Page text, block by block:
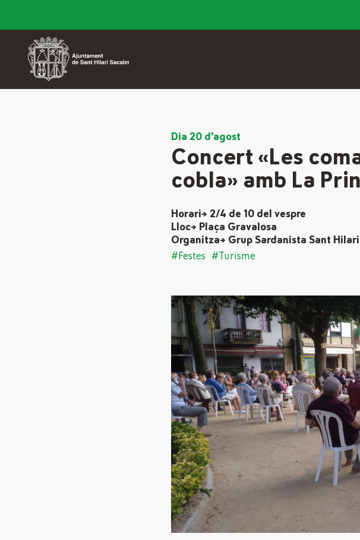
Dia 20 d'agost
Concert «Les
cobla» amb La
Horari→ 2/4 de 10 del vespre
Lloc→ Plaça Gravalosa
Organitza→ Grup Sardanista Sant Hilari
#Festes
#Turisme